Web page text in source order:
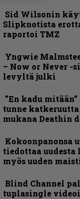
Sid Wilsonin
Slipknotista
raportoi TMZ
Yngwie
– Now or Never -
levyltä julki
”En kadu
tunne
mukana Deathin
Kokoonpanonsa
tiedottaa
myös uuden
Blind Channel
tuplasingle